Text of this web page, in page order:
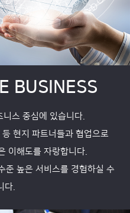
BUSINESS
스 중심에 있습니다.
등 현지 파트너들과 협업으로
이해도를 자랑합니다.
준 높은 서비스를 경험하실 수
다.